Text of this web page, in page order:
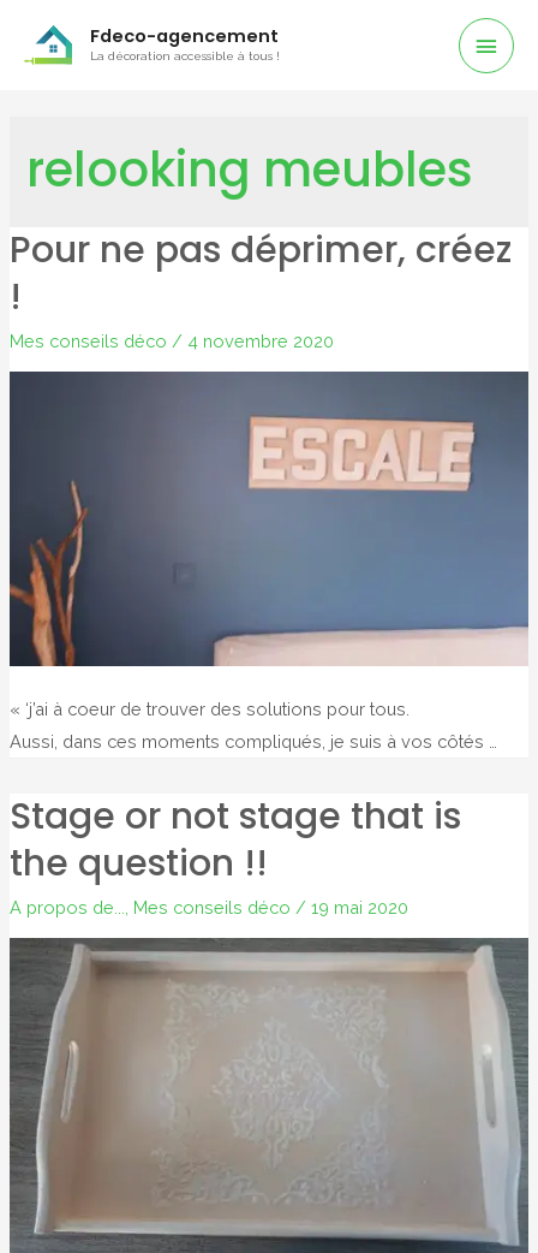
Fdeco-agencement
La décoration accessible à tous !
relooking meubles
Pour ne pas déprimer, créez
!
Mes conseils déco / 4 novembre 2020
« ‘j’ai à coeur de trouver des solutions pour tous.
Aussi, dans ces moments compliqués, je suis à vos côtés …
Stage or not stage that is
the question !!
A propos de... Mes conseils déco / 19 mai 2020